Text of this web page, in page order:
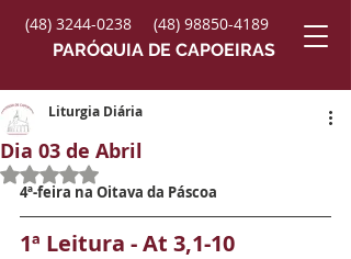
(48) 3244-0238
(48) 98850-4189
PARÓQUIA DE CAPOEIRAS
Dia 03 de Abril
Liturgia Diária
Avaliado com NaN de 5 estrelas.
4ª-feira na Oitava da Páscoa
1ª Leitura - At 3,1-10